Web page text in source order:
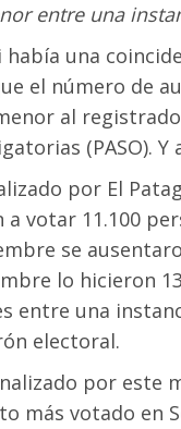
entre una
una
el número de
al
(PASO). Y
por El
votar 11.100
se
lo hicieron
entre una
electoral.
por este
más votado en